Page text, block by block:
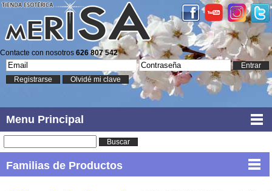
Contacte con nosotros 626 807 542
Entrar
Registrarse
Olvidé mi clave
Menu Principal
Buscar
Familias de Productos